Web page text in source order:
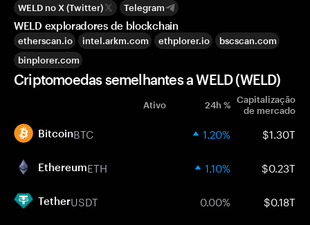
WELD no X (Twitter) Telegram
WELD exploradores de blockchain
etherscan.io intel.arkm.com ethplorer.io
bscscan.com
binplorer.com
Criptomoedas semelhantes a WELD (WELD)
Ativo 24h % Capitalização
de mercado
BitcoinBTC 1.20% $1.30T
EthereumETH 1.10% $0.23T
TetherUSDT 0.00% $0.18T